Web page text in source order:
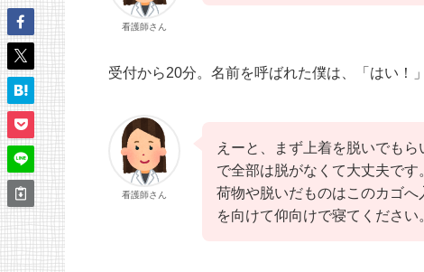
看護師さん
受付から20分。名前を呼ばれた僕は、「はい！
看護師さん
えーと、まず上着を脱いでも
で全部は脱がなくて大丈夫です
荷物や脱いだものはこのカゴ
を向けて仰向けで寝てください